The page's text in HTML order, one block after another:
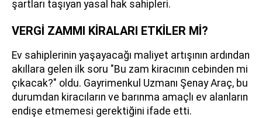
şartları taşıyan yasal hak sahipleri.
VERGİ ZAMMI KİRALARI ETKİLER Mİ?
Ev sahiplerinin yaşayacağı maliyet artışının ardından
akıllara gelen ilk soru "Bu zam kiracının cebinden mi
çıkacak?" oldu. Gayrimenkul Uzmanı Şenay Araç, bu
durumdan kiracıların ve barınma amaçlı ev alanların
endişe etmemesi gerektiğini ifade etti.